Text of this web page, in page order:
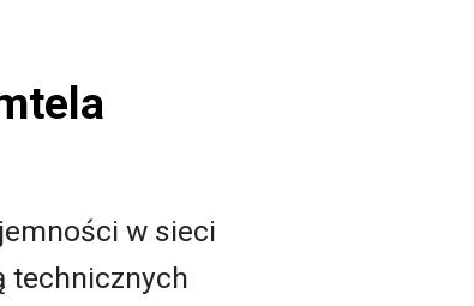
w sieci
technicznych